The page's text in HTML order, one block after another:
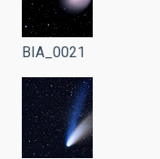
BIA_0021